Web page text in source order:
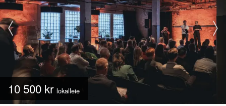
10 500 kr lokalleie